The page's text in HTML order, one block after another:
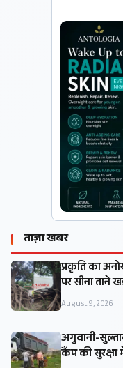
ताज़ा खबर
प्रकृति का
पर सीना ताने
August 9, 2026
अगुवानी-
कैंप की सुरक्षा